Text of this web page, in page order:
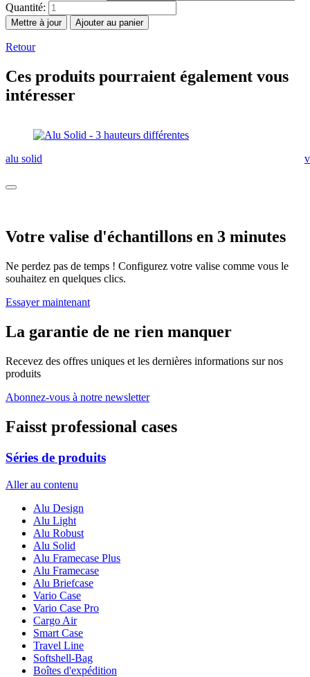
Quantité:
Retour
Ces produits pourraient également vous
intéresser
alu solid
Votre valise d'échantillons en 3 minutes
Ne perdez pas de temps ! Configurez votre valise comme vous le
souhaitez en quelques clics.
Essayer maintenant
La garantie de ne rien manquer
Recevez des offres uniques et les dernières informations sur nos
produits
Abonnez-vous à notre newsletter
Faisst professional cases
Séries de produits
Aller au contenu
Alu Design
Alu Light
Alu Robust
Alu Solid
Alu Framecase Plus
Alu Framecase
Alu Briefcase
Vario Case
Vario Case Pro
Cargo Air
Smart Case
Travel Line
Softshell-Bag
Boîtes d'expédition